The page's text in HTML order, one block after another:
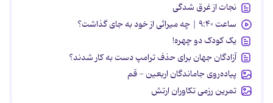
نجات از غرق شدگی
ساعت ۹:۴۰ | چه میراثی از خود به جای گذاشت؟
یک کودک دو چهره!
آزادگان جهان برای حذف ترامپ دست به کار شدند؟
پیاده‌روی جاماندگان اربعین - قم
تمرین رزمی تکاوران ارتش